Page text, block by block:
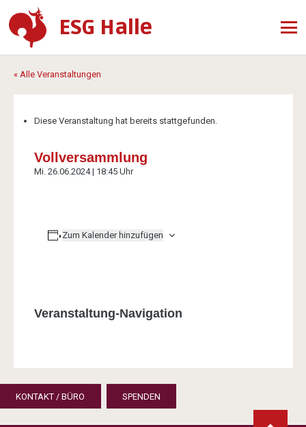
ESG Halle
« Alle Veranstaltungen
Diese Veranstaltung hat bereits stattgefunden.
Vollversammlung
Mi. 26.06.2024 | 18:45 Uhr
Zum Kalender hinzufügen
Veranstaltung-Navigation
KONTAKT / BÜRO SPENDEN